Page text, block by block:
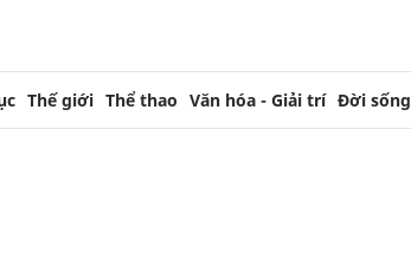
Thế giới Thể thao Văn hóa - Giải trí Đời sống